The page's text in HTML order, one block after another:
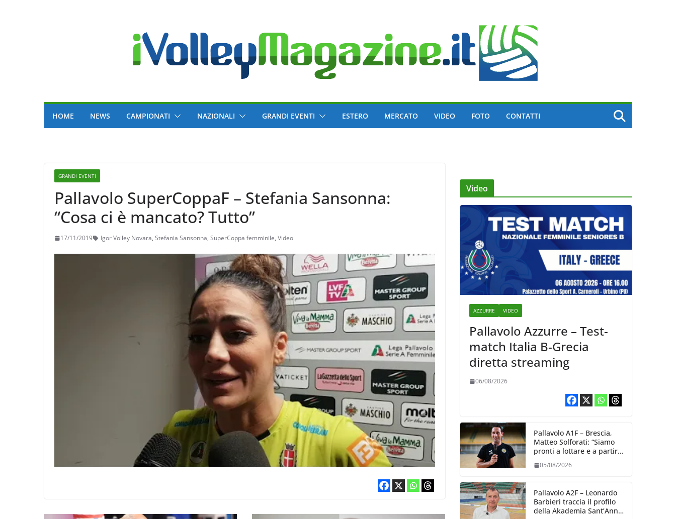
HOME NEWS CAMPIONATI NAZIONALI GRANDI EVENTI ESTERO MERCATO VIDEO FOTO CONTATTI
GRANDI EVENTI
Pallavolo SuperCoppaF – Stefania Sansonna:
“Cosa ci è mancato? Tutto”
17/11/2019 Igor Volley Novara, Stefania Sansonna, SuperCoppa femminile, Video
Video
AZZURRE VIDEO
Pallavolo Azzurre – Test-
match Italia B-Grecia
diretta streaming
06/08/2026
Pallavolo A1F – Brescia,
Matteo Solforati: “Siamo
pronti a lottare e a partire
giorno”
05/08/2026
Pallavolo A2F – Leonardo
Barbieri traccia il profilo
della Akademia Sant’Anna